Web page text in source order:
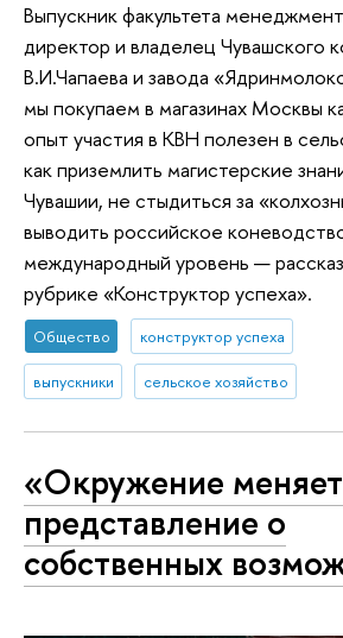
Выпускник факультета
директор и владелец Чувашского
В.И.Чапаева и завода
мы покупаем в магазинах Москвы
опыт участия в КВН полезен в
как приземлить магистерские
Чувашии, не стыдиться за
выводить российское
международный уровень —
рубрике «Конструктор успеха».
Общество конструктор успеха
выпускники сельское хозяйство
«Окружение
представление о
собственных